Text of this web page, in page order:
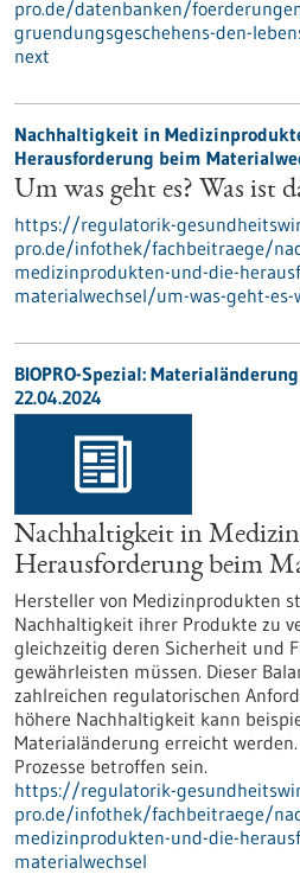
pro.de/datenbanken/
gruendungsgeschehens-den-
next
Nachhaltigkeit in
Herausforderung beim
Um was geht es? Was ist
https://regulatorik-
pro.de/infothek/fachbeitraege/
medizinprodukten-und-die-
materialwechsel/um-was-geht-es-
BIOPRO-Spezial:
22.04.2024
Nachhaltigkeit in
Herausforderung beim
Hersteller von Medizinprodukten
Nachhaltigkeit ihrer Produkte zu
gleichzeitig deren Sicherheit und
gewährleisten müssen. Dieser
zahlreichen regulatorischen
höhere Nachhaltigkeit kann
Materialänderung erreicht werden.
Prozesse betroffen sein.
https://regulatorik-
pro.de/infothek/fachbeitraege/
medizinprodukten-und-die-
materialwechsel